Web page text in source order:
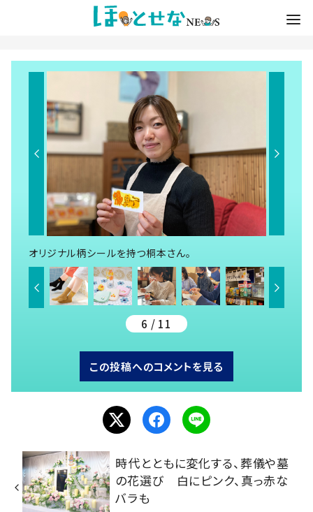
オリジナル柄シールを持つ桐本さん。
6 / 11
この投稿へのコメントを見る
時代とともに変化する、葬儀や墓
の花選び 白にピンク、真っ赤な
バラも